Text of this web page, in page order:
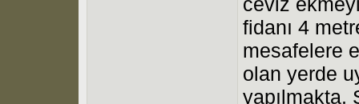
fidanı 4
mesafelere
olan yerde
yapılmakta.